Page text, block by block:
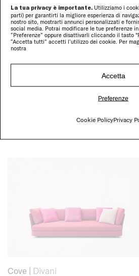
La tua privacy è importante. Utilizziamo i
parti) per garantirti la migliore esperienza di
nostro sito, mostrarti annunci personalizzati e
social media. Potrai modificare le tue preferenze
“Preferenze” oppure disattivarli cliccando il tasto
“Accetta tutti” accetti l’utilizzo dei cookie. Per
nostra
Accetta
Preferenze
Cookie PolicyPrivacy
Cove | Divani